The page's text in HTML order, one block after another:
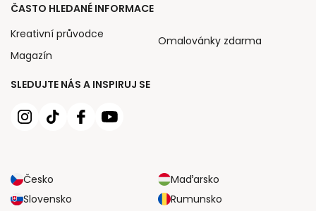
SLEDUJTE NÁS A INSPIRUJ SE
Česko
Maďarsko
Slovensko
Rumunsko
ČASTO HLEDANÉ INFORMACE
Kreativní průvodce
Magazín
Omalovánky zdarma